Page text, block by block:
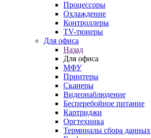
Процессоры
Охлаждение
Контроллеры
TV-тюнеры
Для офиса
Назад
Для офиса
МФУ
Принтеры
Сканеры
Видеонаблюдение
Бесперебойное питание
Картриджи
Оргтехника
Терминалы сбора данных